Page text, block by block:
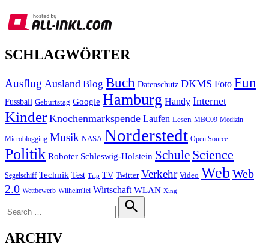
SCHLAGWÖRTER
Ausflug Ausland Blog Buch Datenschutz DKMS Foto Fun
Fussball Geburtstag Google Hamburg Handy Internet
Kinder Knochenmarkspende Laufen Lesen MBC09 Medizin
Microblogging Musik NASA Norderstedt Open Source
Politik Roboter Schleswig-Holstein Schule Science
Segelschiff Technik Test Trip TV Twitter Verkehr Video Web Web
2.0 Wettbewerb WilhelmTel Wirtschaft WLAN Xing
for:
Search
ARCHIV